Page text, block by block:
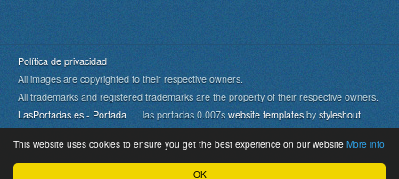
OK
This website uses cookies to ensure you get the best experience on our website More info
Política de privacidad
All images are copyrighted to their respective owners.
All trademarks and registered trademarks are the property of their respective owners.
LasPortadas.es - Portada las portadas 0.007s website templates by styleshout